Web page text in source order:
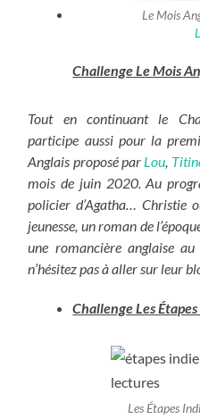
Le Mois
Challenge Le Mois
Tout en continuant le
participe aussi pour la
Anglais proposé par Lou
mois de juin 2020. Au
policier d’Agatha… Christie
jeunesse, un roman de
une romancière anglaise
n’hésitez pas à aller sur leur
Challenge Les
Les Étapes